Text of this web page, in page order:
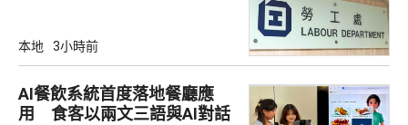
本地 3小時前
AI餐飲系統首度落地餐廳應
用 食客以兩文三語與AI對話